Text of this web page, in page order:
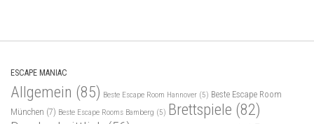
ESCAPE MANIAC
Allgemein (85) Beste Escape Room Hannover (5) Beste Escape Room
München (7) Beste Escape Rooms Bamberg (5) Brettspiele (82)